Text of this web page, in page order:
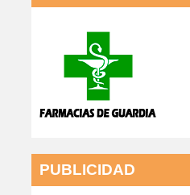
PUBLICIDAD